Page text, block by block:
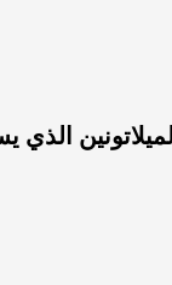
الذي